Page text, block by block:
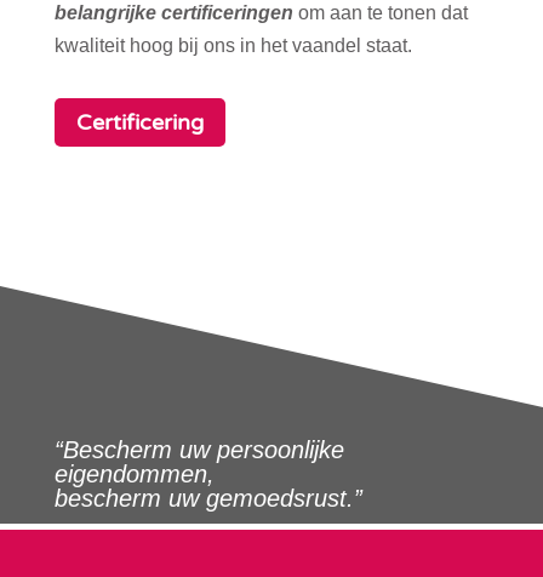
belangrijke certificeringen om aan te tonen dat
kwaliteit hoog bij ons in het vaandel staat.
Certificering
“Bescherm uw persoonlijke
eigendommen,
bescherm uw gemoedsrust.”